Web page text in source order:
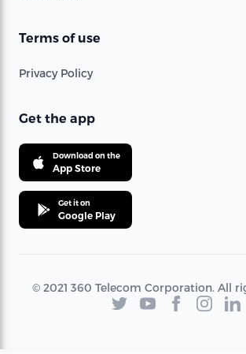
Terms of use
Privacy Policy
Get the app
Download on the
App Store
Get it on
Google Play
© 2021 360 Telecom Corporation. All